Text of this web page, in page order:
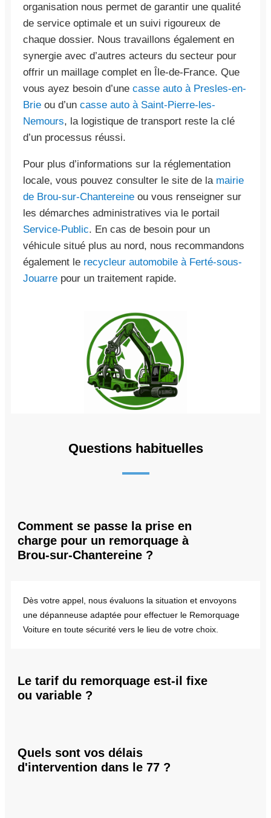
organisation nous permet de garantir une qualité
de service optimale et un suivi rigoureux de
chaque dossier. Nous travaillons également en
synergie avec d’autres acteurs du secteur pour
offrir un maillage complet en Île-de-France. Que
vous ayez besoin d’une casse auto à Presles-en-
Brie ou d’un casse auto à Saint-Pierre-les-
Nemours, la logistique de transport reste la clé
d’un processus réussi.
Pour plus d’informations sur la réglementation
locale, vous pouvez consulter le site de la mairie
de Brou-sur-Chantereine ou vous renseigner sur
les démarches administratives via le portail
Service-Public. En cas de besoin pour un
véhicule situé plus au nord, nous recommandons
également le recycleur automobile à Ferté-sous-
Jouarre pour un traitement rapide.
Questions habituelles
Comment se passe la prise en
charge pour un remorquage à
Brou-sur-Chantereine ?
Dès votre appel, nous évaluons la situation et envoyons
une dépanneuse adaptée pour effectuer le Remorquage
Voiture en toute sécurité vers le lieu de votre choix.
Le tarif du remorquage est-il fixe
ou variable ?
Quels sont vos délais
d'intervention dans le 77 ?